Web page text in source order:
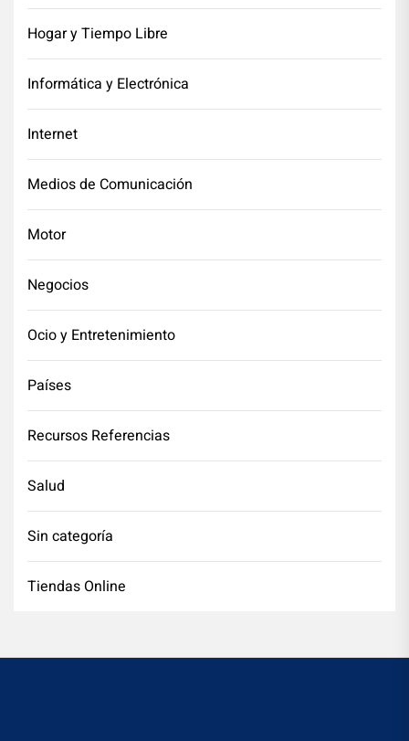
Hogar y Tiempo Libre
Informática y Electrónica
Internet
Medios de Comunicación
Motor
Negocios
Ocio y Entretenimiento
Países
Recursos Referencias
Salud
Sin categoría
Tiendas Online